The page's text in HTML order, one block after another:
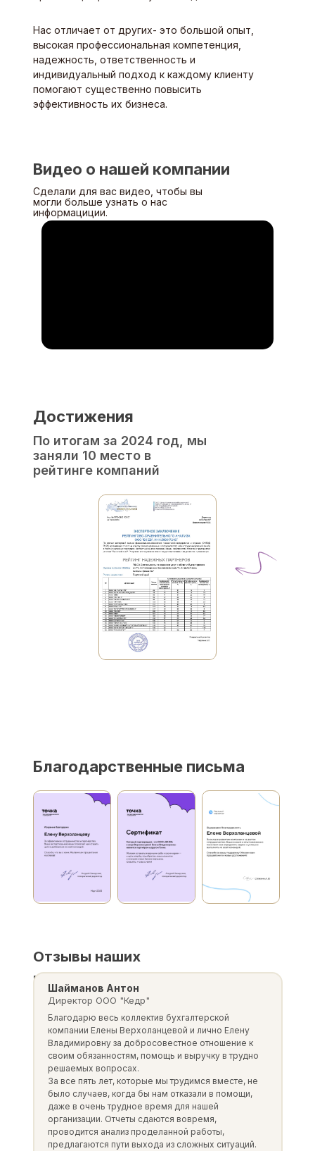
Нас отличает от других- это большой опыт,
высокая профессиональная компетенция,
надежность, ответственность и
индивидуальный подход к каждому клиенту
помогают существенно повысить
эффективность их бизнеса.
Сделали для вас видео, чтобы вы
могли больше узнать о нас
информациции.
Видео о нашей компании
Достижения
По итогам за 2024 год, мы
заняли 10 место в
рейтинге компаний
Благодарственные письма
Отзывы наших
клиентов
Шайманов Антон
Директор ООО "Кедр"
Благодарю весь коллектив бухгалтерской
компании Елены Верхоланцевой и лично Елену
Владимировну за добросовестное отношение к
своим обязанностям, помощь и выручку в трудно
решаемых вопросах.
За все пять лет, которые мы трудимся вместе, не
было случаев, когда бы нам отказали в помощи,
даже в очень трудное время для нашей
организации. Отчеты сдаются вовремя,
проводится анализ проделанной работы,
предлагаются пути выхода из сложных ситуаций.